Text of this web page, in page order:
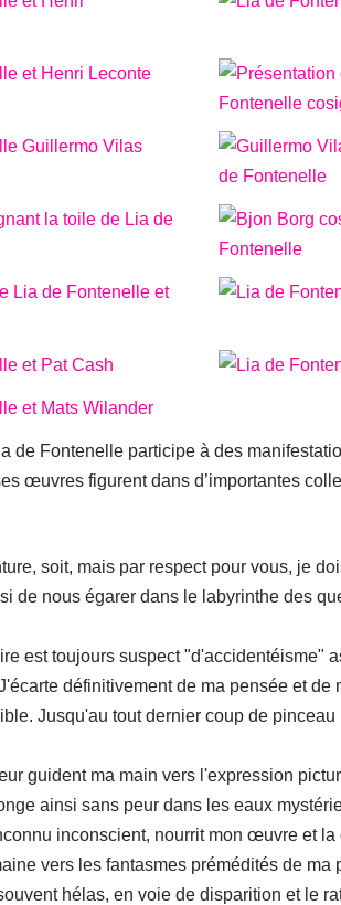
de Fontenelle participe à des
œuvres figurent dans d’importantes
soit, mais par respect pour vous, je
de nous égarer dans le labyrinthe des
est toujours suspect "d'accidentéisme"
définitivement de ma pensée et
Jusqu'au tout dernier coup de
guident ma main vers l'expression
ainsi sans peur dans les eaux
inconscient, nourrit mon œuvre et
vers les fantasmes prémédités de ma
hélas, en voie de disparition et le